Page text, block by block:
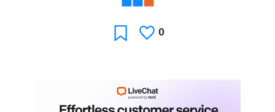
Favori J'aime
0